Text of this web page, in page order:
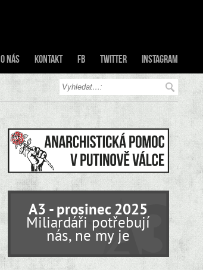
O nás Kontakt FB Twitter Instagram
A3 - prosinec 2025
Miliardáři potřebují
nás, ne my je